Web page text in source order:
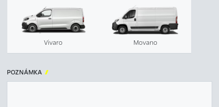
Vivaro Movano
POZNÁMKA 